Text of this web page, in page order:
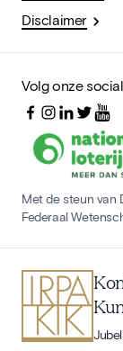
Disclaimer
Volg onze
Met de steun van
Federaal